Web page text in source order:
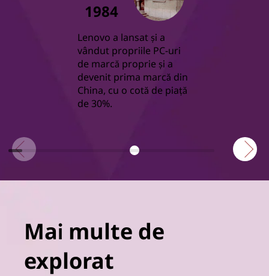
1984
Lenovo a lansat și a
vândut propriile PC-uri
de marcă proprie și a
devenit prima marcă din
China, cu o cotă de piață
de 30%.
Mai multe de
explorat